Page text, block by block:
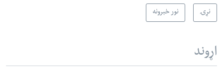
نړۍ نور خبرونه
اړوند